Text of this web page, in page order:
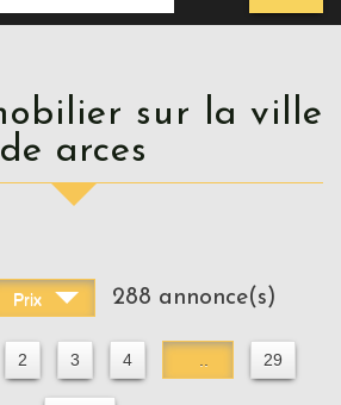
de arces
Prix 288 annonce(s)
2 3 4 .. 29